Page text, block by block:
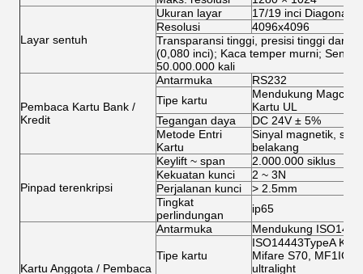
Layar sentuh
Ukuran layar
17/19 inci Diagonal
Resolusi
4096x4096
Transparansi tinggi, presisi tinggi dan
(0,080 inci); Kaca temper murni;
50.000.000 kali
Pembaca Kartu Bank /
Kredit
Antarmuka
RS232
Tipe kartu
Mendukung
Kartu UL
Tegangan daya
DC 24V ± 5%
Metode Entri
Kartu
Sinyal magnetik,
belakang
Pinpad terenkripsi
Keylift ~ span
2.000.000 siklus
Kekuatan kunci
2 ~ 3N
Perjalanan kunci
> 2.5mm
Tingkat
perlindungan
ip65
Kartu Anggota / Pembaca
Antarmuka Mendukung
Tipe kartu
ISO14443TypeA
Mifare S70,
ultralight